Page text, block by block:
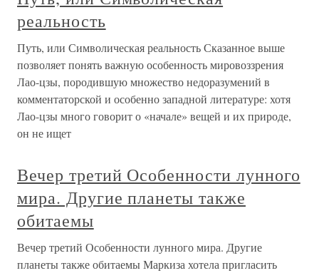
реальность
Путь, или Символическая реальность Сказанное выше
позволяет понять важную особенность мировоззрения
Лао-цзы, породившую множество недоразумений в
комментаторской и особенно западной литературе: хотя
Лао-цзы много говорит о «начале» вещей и их природе,
он не ищет
Вечер третий Особенности лунного
мира. Другие планеты также
обитаемы
Вечер третий Особенности лунного мира. Другие
планеты также обитаемы Маркиза хотела пригласить